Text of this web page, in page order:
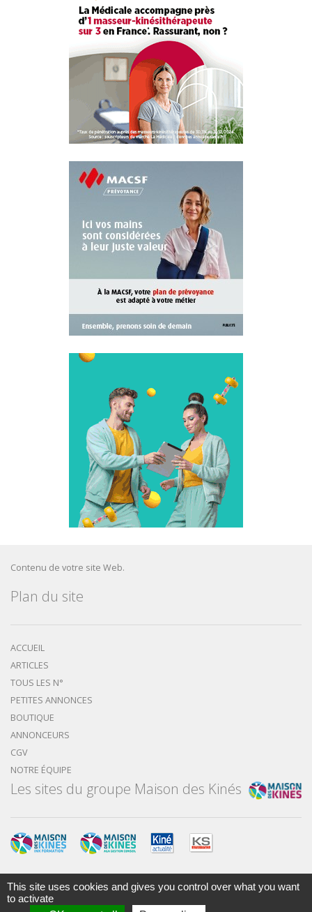
Contenu de votre site Web.
Plan du site
ACCUEIL
ARTICLES
TOUS LES N°
PETITES ANNONCES
BOUTIQUE
ANNONCEURS
CGV
NOTRE ÉQUIPE
Les sites du groupe Maison des Kinés
Mentions légales
This site uses cookies and gives you control over what you want
to activate